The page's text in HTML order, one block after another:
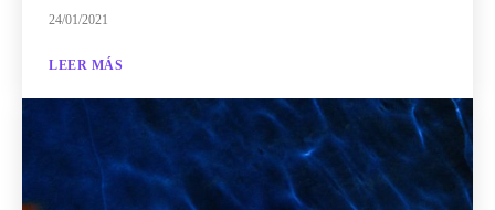
24/01/2021
LEER MÁS